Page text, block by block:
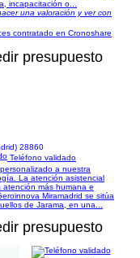
incapacitación o...
una valoración y ver con
contratado en Cronoshare
presupuesto
28860
Teléfono validado
a nuestra
La atención asistencial
más humana e
Miramadrid se sitúa
de Jarama, en una...
presupuesto